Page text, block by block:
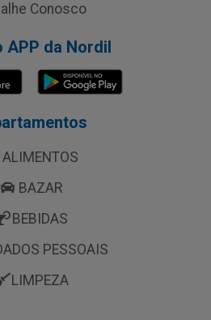
Conosco
APP da Nordil
ALIMENTOS
BAZAR
BEBIDAS
PESSOAIS
LIMPEZA